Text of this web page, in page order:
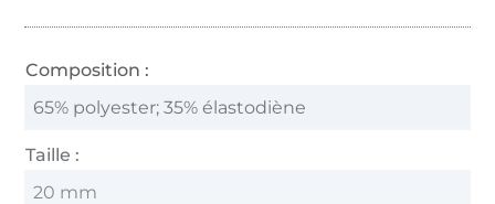
Composition :
65% polyester; 35% élastodiène
Taille :
20 mm